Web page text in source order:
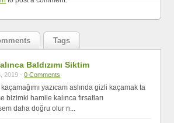
Tags
Baldızımı Siktim
2019 -0 Comments
yazıcam aslında gizli kaçamak ta
bizimki hamile kalınca fırsatları
daha doğru olur n...